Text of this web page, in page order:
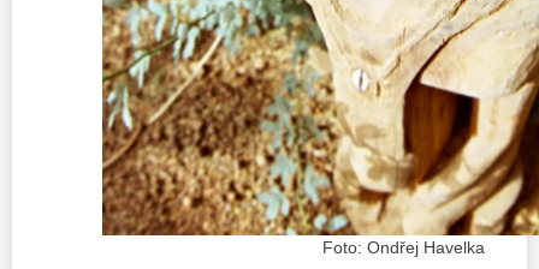
Foto: Ondřej Havelka